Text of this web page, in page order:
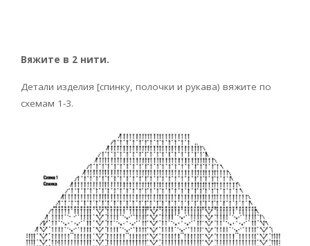
Вяжите в 2 нити.
Детали изделия [спинку, полочки и рукава) вяжите по
схемам 1-3.